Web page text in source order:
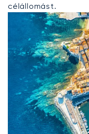
célállomást.